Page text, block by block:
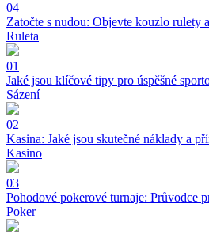
04
Zatočte s nudou: Objevte kouzlo rulety
Ruleta
01
Jaké jsou klíčové tipy pro úspěšné
Sázení
02
Kasina: Jaké jsou skutečné náklady a
Kasino
03
Pohodové pokerové turnaje: Průvodce
Poker